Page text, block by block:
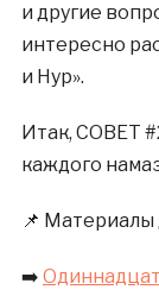
и другие
интересно
и Нур».
Итак, СОВЕТ
каждого
📌 Материалы
➡️